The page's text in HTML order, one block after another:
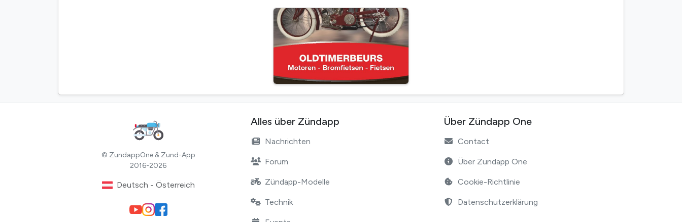
© ZundappOne & Zund-App
2016-2026
Deutsch - Österreich
Alles über Zündapp
Nachrichten
Forum
Zündapp-Modelle
Technik
Über Zündapp One
Contact
Über Zundapp One
Cookie-Richtlinie
Datenschutzerklärung